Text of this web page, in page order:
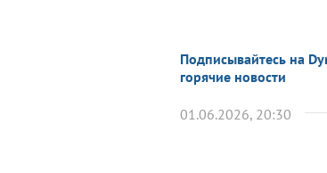
Подписывайтесь на
горячие новости
01.06.2026, 20:30